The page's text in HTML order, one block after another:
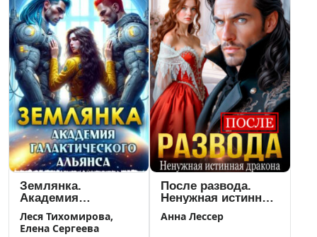
Землянка.
Академия
галактического
альянса
Леся Тихомирова,
Елена Сергеева
После развода.
Ненужная истинная
дракона
Анна Лессер